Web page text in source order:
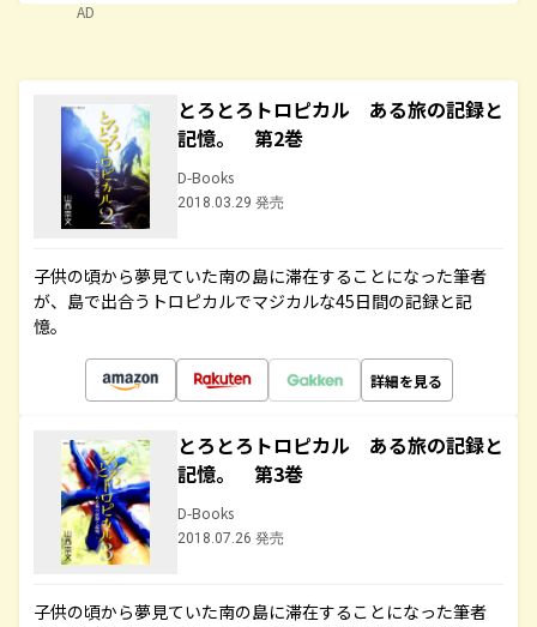
AD
とろとろトロピカル ある旅の記録と
記憶。 第2巻
D-Books
2018.03.29 発売
子供の頃から夢見ていた南の島に滞在することになった筆者
が、島で出合うトロピカルでマジカルな45日間の記録と記
憶。
詳細を見る
とろとろトロピカル ある旅の記録と
記憶。 第3巻
D-Books
2018.07.26 発売
子供の頃から夢見ていた南の島に滞在することになった筆者